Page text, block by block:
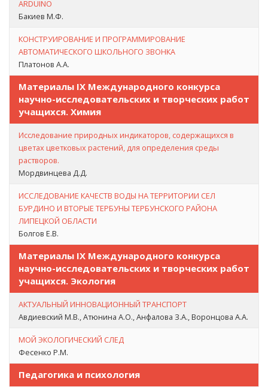
ARDUINO
Бакиев М.Ф.
КОНСТРУИРОВАНИЕ И ПРОГРАММИРОВАНИЕ
АВТОМАТИЧЕСКОГО ШКОЛЬНОГО ЗВОНКА
Платонов А.А.
Материалы IX Международного конкурса
научно-исследовательских и творческих работ
учащихся. Химия
Исследование природных индикаторов, содержащихся в
цветах цветковых растений, для определения среды
растворов.
Мордвинцева Д.Д.
ИССЛЕДОВАНИЕ КАЧЕСТВ ВОДЫ НА ТЕРРИТОРИИ СЕЛ
БУРДИНО И ВТОРЫЕ ТЕРБУНЫ ТЕРБУНСКОГО РАЙОНА
ЛИПЕЦКОЙ ОБЛАСТИ
Болгов Е.В.
Материалы IX Международного конкурса
научно-исследовательских и творческих работ
учащихся. Экология
АКТУАЛЬНЫЙ ИННОВАЦИОННЫЙ ТРАНСПОРТ
Авдиевский М.В., Атюнина А.О., Анфалова З.А., Воронцова А.А.
МОЙ ЭКОЛОГИЧЕСКИЙ СЛЕД
Фесенко Р.М.
Педагогика и психология